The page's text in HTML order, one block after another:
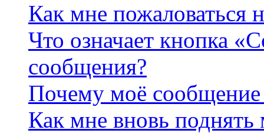
Как мне пожаловаться
Что означает кнопка
сообщения?
Почему моё сообщение
Как мне вновь